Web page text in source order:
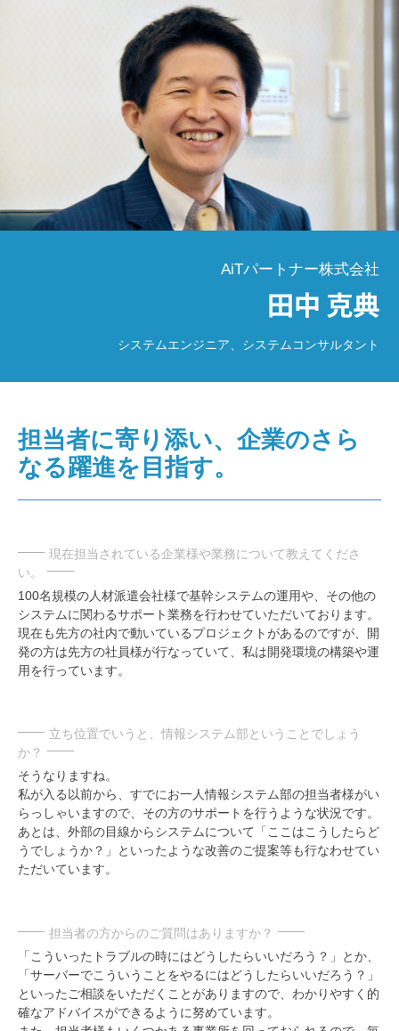
AiTパートナー株式会社
システムエンジニア、システムコンサルタント
担当者に寄り添い、企業のさら
なる躍進を目指す。
現在担当されている企業様や業務について教えてくださ
い。
100名規模の人材派遣会社様で基幹システムの運用や、その他の
システムに関わるサポート業務を行わせていただいております。
現在も先方の社内で動いているプロジェクトがあるのですが、開
発の方は先方の社員様が行なっていて、私は開発環境の構築や運
用を行っています。
立ち位置でいうと、情報システム部ということでしょう
か？
そうなりますね。
私が入る以前から、すでにお一人情報システム部の担当者様がい
らっしゃいますので、その方のサポートを行うような状況です。
あとは、外部の目線からシステムについて「ここはこうしたらど
うでしょうか？」といったような改善のご提案等も行なわせてい
ただいています。
担当者の方からのご質問はありますか？
「こういったトラブルの時にはどうしたらいいだろう？」とか、
「サーバーでこういうことをやるにはどうしたらいいだろう？」
といったご相談をいただくことがありますので、わかりやすく的
確なアドバイスができるように努めています。